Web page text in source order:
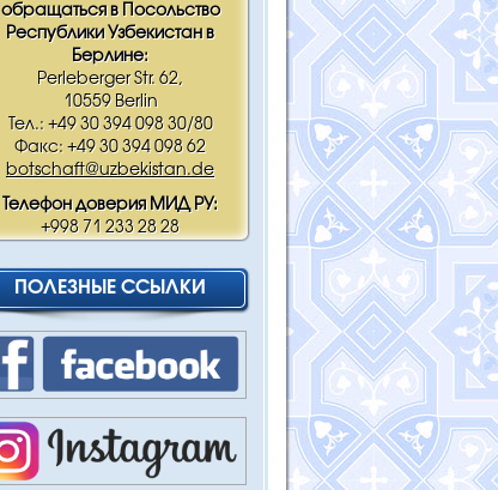
обращаться в Посольство
Республики Узбекистан в
Берлине:
Perleberger Str. 62,
10559 Berlin
Тел.: +49 30 394 098 30/80
Факс: +49 30 394 098 62
botschaft@uzbekistan.de
Телефон доверия МИД РУ:
+998 71 233 28 28
ПОЛЕЗНЫЕ ССЫЛКИ